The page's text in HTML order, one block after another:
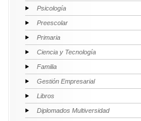
Psicología
Preescolar
Primaria
Ciencia y Tecnología
Familia
Gestión Empresarial
Libros
Diplomados Multiversidad